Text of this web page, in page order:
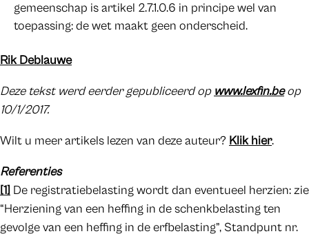
gemeenschap is artikel 2.7.1.0.6 in principe wel van
toepassing: de wet maakt geen onderscheid.
Rik Deblauwe
Deze tekst werd eerder gepubliceerd op www.lexfin.be op
10/1/2017.
Wilt u meer artikels lezen van deze auteur? Klik hier.
Referenties
[1] De registratiebelasting wordt dan eventueel herzien: zie
“Herziening van een heffing in de schenkbelasting ten
gevolge van een heffing in de erfbelasting”, Standpunt nr.